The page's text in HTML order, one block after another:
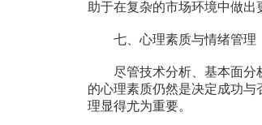
助于在复杂的市场环境中做出
七、心理素质与情绪管理
尽管技术分析、基本面分
的心理素质仍然是决定成功
理显得尤为重要。